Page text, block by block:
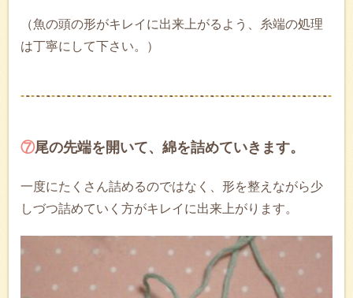
（魚の頭の形がキレイに出来上がるよう、糸端の処理
は丁寧にして下さい。）
⑦尾の先端を開いて、綿を詰めていきます。
一度にたくさん詰めるのではなく、形を整えながら少
しづつ詰めていく方がキレイに出来上がります。